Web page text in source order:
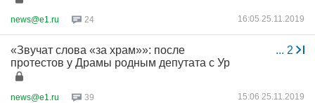
news@e1.ru 24 16:05 25.11.2019
... 2
«Звучат слова «за храм»»: после
протестов у Драмы родным депутата с Ур
news@e1.ru 39 15:06 25.11.2019